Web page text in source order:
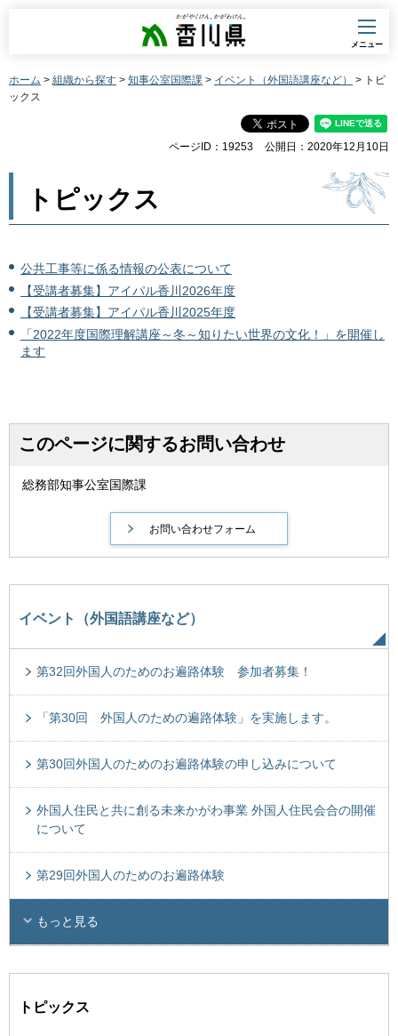
香川県
メニュー
ホーム > 組織から探す > 知事公室国際課 > イベント（外国語講座など）
> トピ
ックス
ページID：19253 公開日：2020年12月10日
トピックス
公共工事等に係る情報の公表について
【受講者募集】アイパル香川2026年度
【受講者募集】アイパル香川2025年度
「2022年度国際理解講座～冬～知りたい世界の文化！」を開催し
ます
このページに関するお問い合わせ
総務部知事公室国際課
イベント（外国語講座など）
第32回外国人のためのお遍路体験 参加者募集！
「第30回 外国人のための遍路体験」を実施します。
第30回外国人のためのお遍路体験の申し込みについて
外国人住民と共に創る未来かがわ事業 外国人住民会合の開催
について
第29回外国人のためのお遍路体験
もっと見る
トピックス